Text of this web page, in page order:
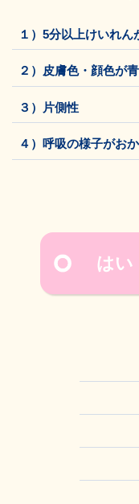
１）5分以上けいれん
２）皮膚色・顔色が
３）片側性
４）呼吸の様子がお
はい